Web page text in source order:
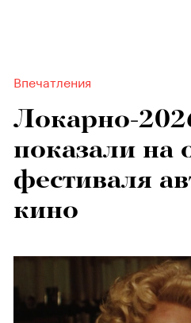
Впечатления
Локарно-
показали на
фестиваля
кино